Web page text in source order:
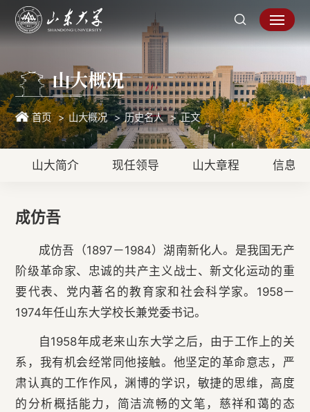
山大概况
首页 山大概况 历史名人 正文
山大简介 现任领导 山大章程 信息
成仿吾
成仿吾（1897－1984）湖南新化人。是我国无产
阶级革命家、忠诚的共产主义战士、新文化运动的重
要代表、党内著名的教育家和社会科学家。1958－
1974年任山东大学校长兼党委书记。
自1958年成老来山东大学之后，由于工作上的关
系，我有机会经常同他接触。他坚定的革命意志，严
肃认真的工作作风，渊博的学识，敏捷的思维，高度
的分析概括能力，简洁流畅的文笔，慈祥和蔼的态